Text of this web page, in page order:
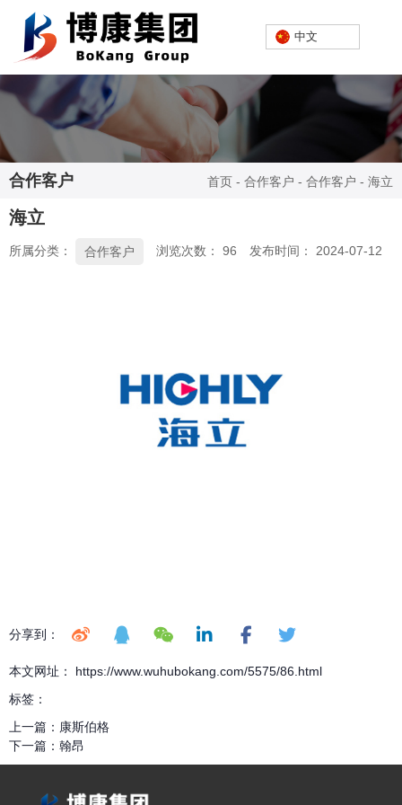
欢迎进入芜湖博康机电股份有限公司网站！
中文
中文
合作客户 首页 - 合作客户 - 合作客户 - 海立
海立
所属分类： 合作客户 浏览次数： 96 发布时间： 2024-07-12
分享到：
本文网址： https://www.wuhubokang.com/5575/86.html
标签：
上一篇： 康斯伯格
下一篇： 翰昂